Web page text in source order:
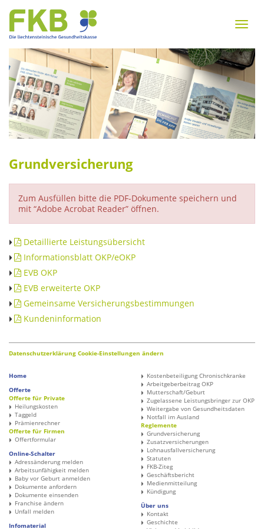
Inhalt
springen
Zur
Navigation
springen
Menu
Grundversicherung
Zum Ausfüllen bitte die PDF-Dokumente speichern und
mit “Adobe Acrobat Reader” öffnen.
Detaillierte Leistungsübersicht
Informationsblatt OKP/eOKP
EVB OKP
EVB erweiterte OKP
Gemeinsame Versicherungsbestimmungen
Kundeninformation
Datenschutzerklärung Cookie-Einstellungen ändern
Home
Offerte
Offerte für Private
Heilungskosten
Taggeld
Prämienrechner
Offerte für Firmen
Offertformular
Online-Schalter
Adressänderung melden
Arbeitsunfähigkeit melden
Baby vor Geburt anmelden
Dokumente anfordern
Dokumente einsenden
Franchise ändern
Unfall melden
Infomaterial
Kostenbeteiligung Chronischkranke
Arbeitgeberbeitrag OKP
Mutterschaft/Geburt
Zugelassene Leistungsbringer zur OKP
Weitergabe von Gesundheitsdaten
Notfall im Ausland
Reglemente
Grundversicherung
Zusatzversicherungen
Lohnausfallversicherung
Statuten
FKB-Ziteg
Geschäftsbericht
Medienmitteilung
Kündigung
Über uns
Kontakt
Geschichte